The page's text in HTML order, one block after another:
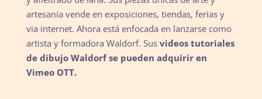
artesanía vende en exposiciones, tiendas, ferias y
via internet. Ahora está enfocada en lanzarse como
artista y formadora Waldorf. Sus videos tutoriales
de dibujo Waldorf se pueden adquirir en
Vimeo OTT.